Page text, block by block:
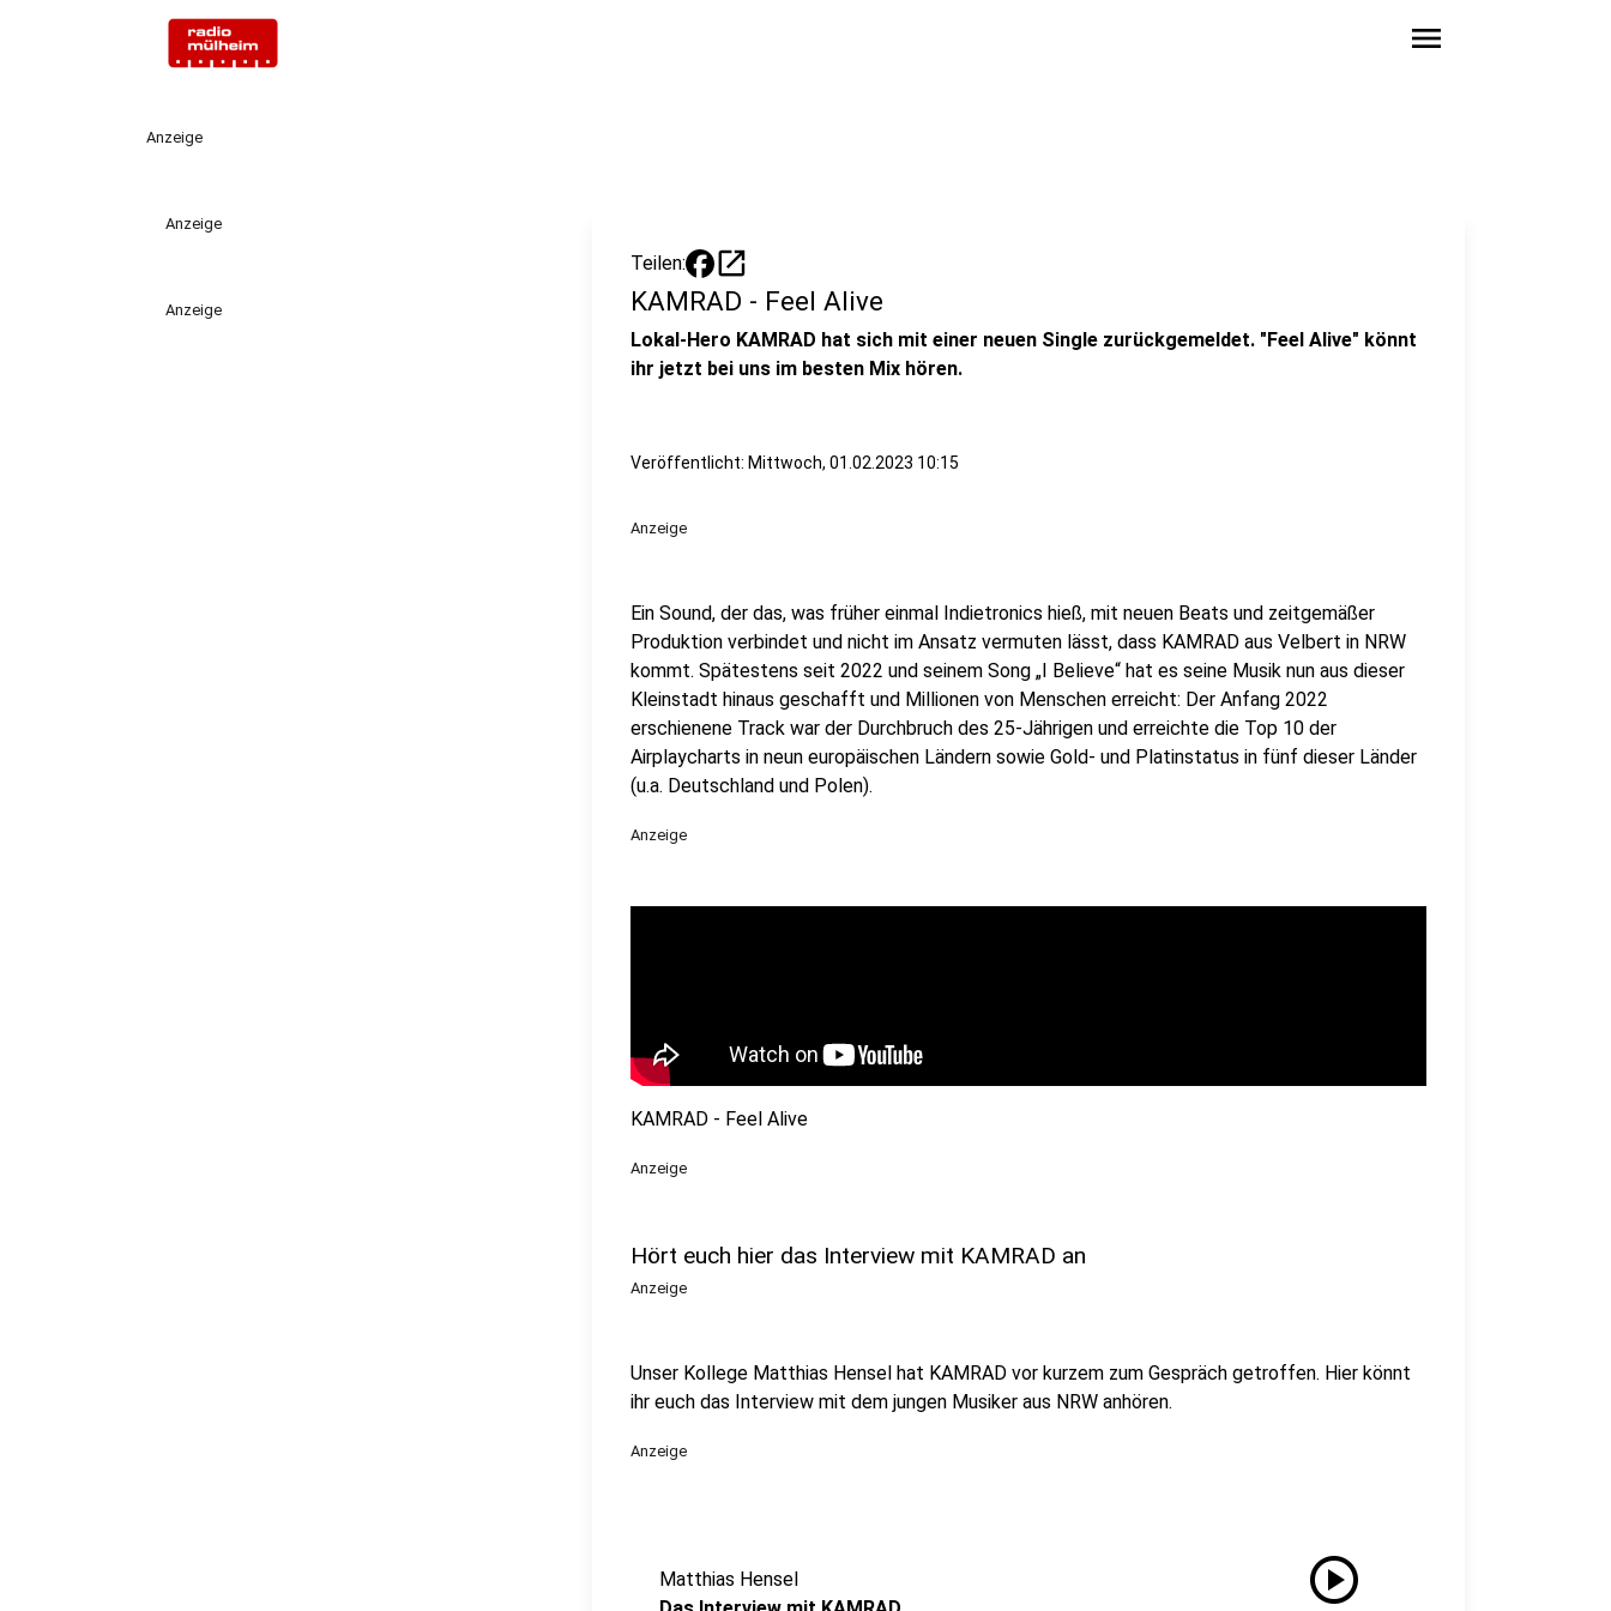
menu
Anzeige
Anzeige
Anzeige
Teilen: open_in_new
KAMRAD - Feel Alive
Lokal-Hero KAMRAD hat sich mit einer neuen Single zurückgemeldet. "Feel Alive" könnt
ihr jetzt bei uns im besten Mix hören.
Veröffentlicht: Mittwoch, 01.02.2023 10:15
Anzeige
Ein Sound, der das, was früher einmal Indietronics hieß, mit neuen Beats und zeitgemäßer
Produktion verbindet und nicht im Ansatz vermuten lässt, dass KAMRAD aus Velbert in NRW
kommt. Spätestens seit 2022 und seinem Song „I Believe“ hat es seine Musik nun aus dieser
Kleinstadt hinaus geschafft und Millionen von Menschen erreicht: Der Anfang 2022
erschienene Track war der Durchbruch des 25-Jährigen und erreichte die Top 10 der
Airplaycharts in neun europäischen Ländern sowie Gold- und Platinstatus in fünf dieser Länder
(u.a. Deutschland und Polen).
Anzeige
KAMRAD - Feel Alive
Anzeige
Hört euch hier das Interview mit KAMRAD an
Anzeige
Unser Kollege Matthias Hensel hat KAMRAD vor kurzem zum Gespräch getroffen. Hier könnt
ihr euch das Interview mit dem jungen Musiker aus NRW anhören.
Anzeige
Matthias Hensel
play_circle